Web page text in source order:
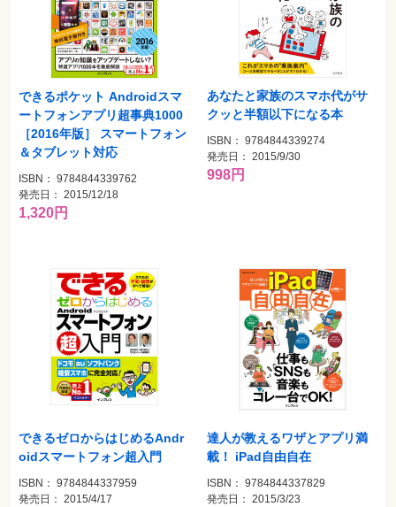
できるポケット Androidスマ
ートフォンアプリ超事典1000
［2016年版］ スマートフォン
＆タブレット対応
ISBN： 9784844339762
発売日： 2015/12/18
1,320円
あなたと家族のスマホ代がサ
クッと半額以下になる本
ISBN： 9784844339274
発売日： 2015/9/30
998円
できるゼロからはじめるAndr
oidスマートフォン超入門
ISBN： 9784844337959
発売日： 2015/4/17
達人が教えるワザとアプリ満
載！ iPad自由自在
ISBN： 9784844337829
発売日： 2015/3/23